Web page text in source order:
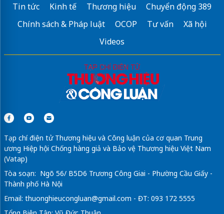
Tin tức Kinh tế Thương hiệu
Chuyển động 389
Chính sách & Pháp luật
OCOP Tư vấn
Xã hội
Videos
Tạp chí điện tử Thương hiệu và Công luận của cơ quan Trung
ương Hiệp hội Chống hàng giả và Bảo vệ Thương hiệu Việt Nam
(Vatap)
Tòa soạn: Ngõ 56/ B5D6 Trương Công Giai - Phường Cầu Giấy -
Thành phố Hà Nội
Email: thuonghieucongluan@gmail.com - ĐT: 093 172 5555